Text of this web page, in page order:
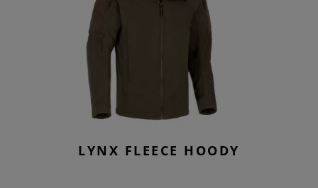
LYNX FLEECE HOODY